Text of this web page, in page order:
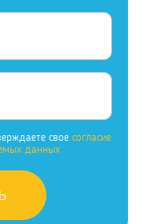
свое согласие
данных